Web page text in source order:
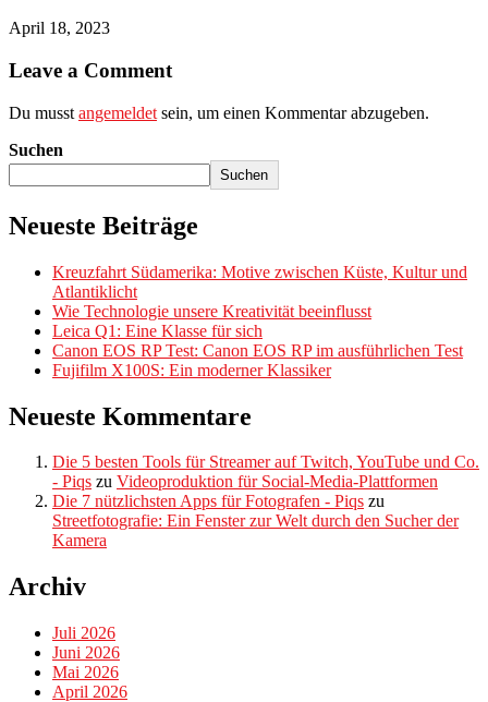
April 18, 2023
Leave a Comment
Du musst angemeldet sein, um einen Kommentar abzugeben.
Suchen
Suchen
Neueste Beiträge
Kreuzfahrt Südamerika: Motive zwischen Küste, Kultur und
Atlantiklicht
Wie Technologie unsere Kreativität beeinflusst
Leica Q1: Eine Klasse für sich
Canon EOS RP Test: Canon EOS RP im ausführlichen Test
Fujifilm X100S: Ein moderner Klassiker
Neueste Kommentare
Die 5 besten Tools für Streamer auf Twitch, YouTube und Co.
- Piqs zu Videoproduktion für Social-Media-Plattformen
Die 7 nützlichsten Apps für Fotografen - Piqs zu
Streetfotografie: Ein Fenster zur Welt durch den Sucher der
Kamera
Archiv
Juli 2026
Juni 2026
Mai 2026
April 2026